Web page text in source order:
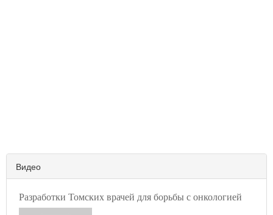
Видео
Разработки Томских врачей для борьбы с онкологией